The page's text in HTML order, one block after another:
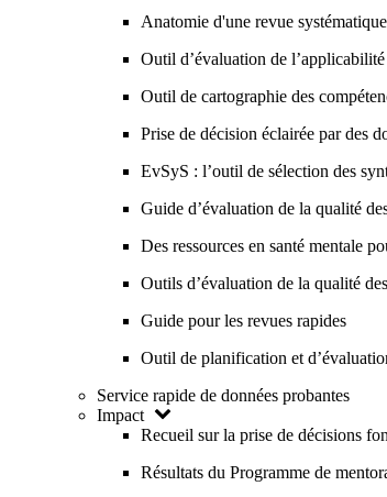
Anatomie d'une revue systématique
Outil d’évaluation de
Outil de cartographie des
Prise de décision éclairée par des
EvSyS : l’outil de sélection des
Guide d’évaluation de la qualité
Des ressources en santé mentale
Outils d’évaluation de la qualité
Guide pour les revues rapides
Outil de planification et
Service rapide de données probantes
Impact
Recueil sur la prise de décisions
Résultats du Programme de